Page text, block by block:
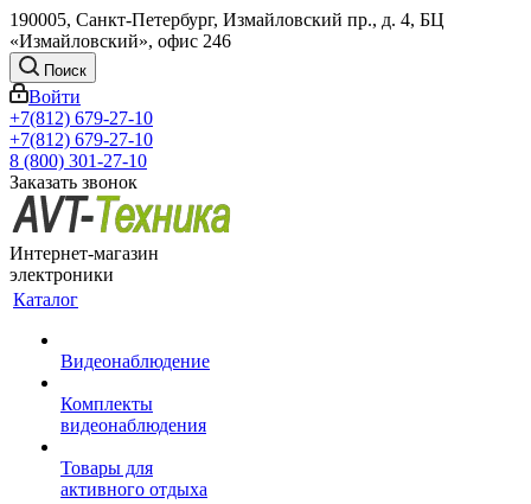
190005, Санкт-Петербург, Измайловский пр., д. 4, БЦ
«Измайловский», офис 246
Поиск
Войти
+7(812) 679-27-10
+7(812) 679-27-10
8 (800) 301-27-10
Заказать звонок
Интернет-магазин
электроники
Каталог
Видеонаблюдение
Комплекты
видеонаблюдения
Товары для
активного отдыха